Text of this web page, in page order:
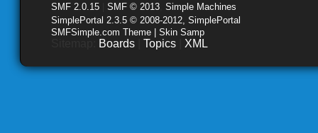
SMF 2.0.15 SMF © 2013 Simple Machines
SimplePortal 2.3.5 © 2008-2012, SimplePortal
SMFSimple.com Theme | Skin Samp
Boards Topics XML